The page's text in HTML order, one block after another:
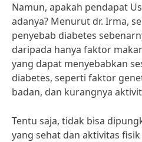
Namun, apakah pendapat
adanya? Menurut dr. Irma,
penyebab diabetes
daripada hanya faktor
yang dapat menyebabkan
diabetes, seperti faktor
badan, dan kurangnya
Tentu saja, tidak bisa
yang sehat dan aktivitas